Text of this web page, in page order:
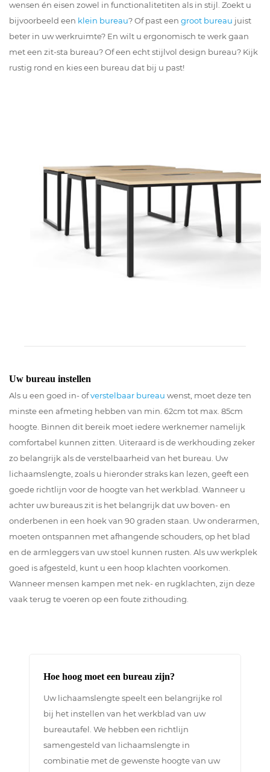
wensen én eisen zowel in functionalitetiten als in stijl. Zoekt u
bijvoorbeeld een klein bureau? Of past een groot bureau juist
beter in uw werkruimte? En wilt u ergonomisch te werk gaan
met een zit-sta bureau? Of een echt stijlvol design bureau? Kijk
rustig rond en kies een bureau dat bij u past!
Uw bureau instellen
Als u een goed in- ofverstelbaar bureau wenst, moet deze ten
minste een afmeting hebben van min. 62cm tot max. 85cm
hoogte. Binnen dit bereik moet iedere werknemer namelijk
comfortabel kunnen zitten. Uiteraard is de werkhouding zeker
zo belangrijk als de verstelbaarheid van het bureau. Uw
lichaamslengte, zoals u hieronder straks kan lezen, geeft een
goede richtlijn voor de hoogte van het werkblad. Wanneer u
achter uw bureaus zit is het belangrijk dat uw boven- en
onderbenen in een hoek van 90 graden staan. Uw onderarmen,
moeten ontspannen met afhangende schouders, op het blad
en de armleggers van uw stoel kunnen rusten. Als uw werkplek
goed is afgesteld, kunt u een hoop klachten voorkomen.
Wanneer mensen kampen met nek- en rugklachten, zijn deze
vaak terug te voeren op een foute zithouding.
Hoe hoog moet een bureau zijn?
Uw lichaamslengte speelt een belangrijke rol
bij het instellen van het werkblad van uw
bureautafel. We hebben een richtlijn
samengesteld van lichaamslengte in
combinatie met de gewenste hoogte van uw